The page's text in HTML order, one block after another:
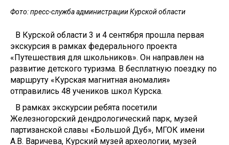
Фото: пресс-служба администрации Курской области
В Курской области 3 и 4 сентября прошла первая
экскурсия в рамках федерального проекта
«Путешествия для школьников». Он направлен на
развитие детского туризма. В бесплатную поездку по
маршруту «Курская магнитная аномалия»
отправились 48 учеников школ Курска.
В рамках экскурсии ребята посетили
Железногорский дендрологический парк, музей
партизанской славы «Большой Дуб», МГОК имени
А.В. Варичева, Курский музей археологии, музей